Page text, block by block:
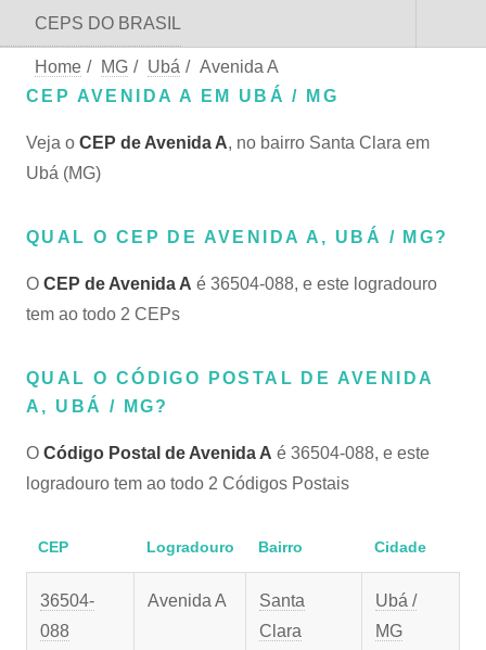
CEPS DO BRASIL
Home / MG / Ubá / Avenida A
CEP AVENIDA A EM UBÁ / MG
Veja o CEP de Avenida A, no bairro Santa Clara em
Ubá (MG)
QUAL O CEP DE AVENIDA A, UBÁ / MG?
O CEP de Avenida A é 36504-088, e este logradouro
tem ao todo 2 CEPs
QUAL O CÓDIGO POSTAL DE AVENIDA
A, UBÁ / MG?
O Código Postal de Avenida A é 36504-088, e este
logradouro tem ao todo 2 Códigos Postais
CEP Logradouro Bairro Cidade
36504-
088
Avenida A
Santa
Clara
Ubá /
MG